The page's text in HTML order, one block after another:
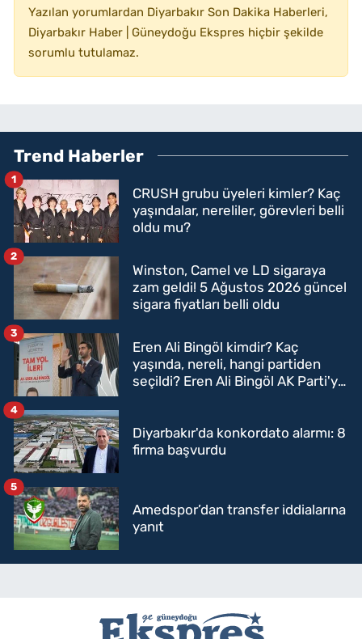
Yazılan yorumlardan Diyarbakır Son Dakika Haberleri,
Diyarbakır Haber | Güneydoğu Ekspres hiçbir şekilde
sorumlu tutulamaz.
Trend Haberler
CRUSH grubu üyeleri kimler? Kaç
yaşındalar, nereliler, görevleri belli
oldu mu?
1
Winston, Camel ve LD sigaraya
zam geldi! 5 Ağustos 2026 güncel
sigara fiyatları belli oldu
2
Eren Ali Bingöl kimdir? Kaç
yaşında, nereli, hangi partiden
seçildi? Eren Ali Bingöl AK Parti'ye
3
Diyarbakır'da konkordato alarmı: 8
firma başvurdu
4
Amedspor’dan transfer iddialarına
yanıt
5